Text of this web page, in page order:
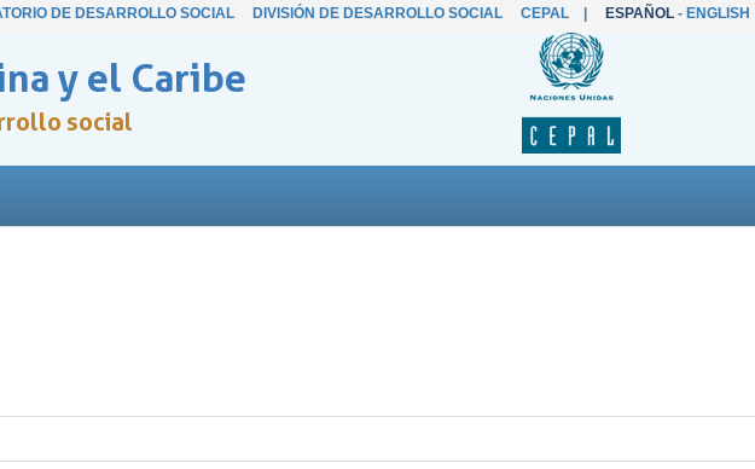
DE DESARROLLO SOCIAL DIVISIÓN DE DESARROLLO SOCIAL CEPAL| ESPAÑOL- ENGLISH
y el Caribe
social